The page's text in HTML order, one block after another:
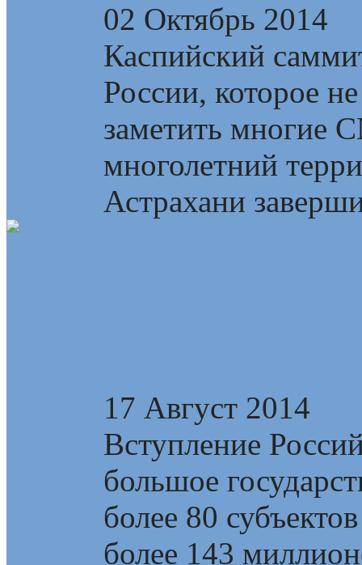
02 Октябрь 2014
Каспийский
России, которое
заметить многие
многолетний
Астрахани
17 Август 2014
Вступление
большое
более 80
более 143